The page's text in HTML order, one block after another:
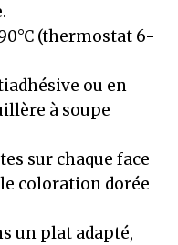
(thermostat 6-
ou en
à soupe
sur chaque face
coloration dorée
un plat adapté,